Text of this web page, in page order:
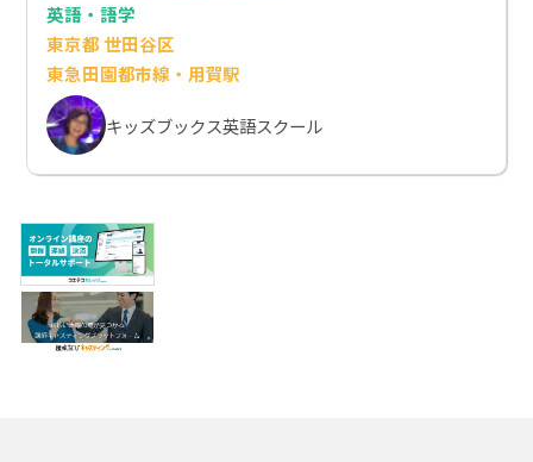
英語・語学
東京都 世田谷区
東急田園都市線・用賀駅
キッズブックス英語スクール